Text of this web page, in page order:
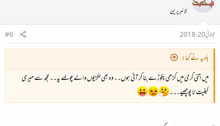
لائبریرین
جولائی 20، 2018
#6
ہادیہ نے کہا:
میں اتنی گرمی میں کڑھی پکوڑے بنا کر آئی ہوں۔۔ وہ بھی لکڑیوں والے چولہے پہ۔۔ مجھ سے میری
کیفیت نا پوچھیے۔۔۔